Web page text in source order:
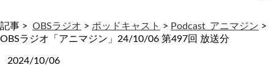
記事 > OBSラジオ > ポッドキャスト > Podcast_アニマジン >
OBSラジオ「アニマジン」24/10/06 第497回 放送分
2024/10/06